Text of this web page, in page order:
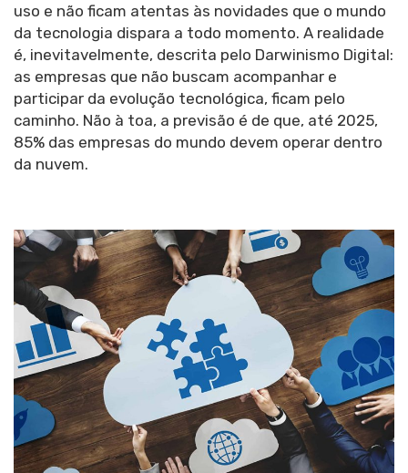
uso e não ficam atentas às novidades que o mundo
da tecnologia dispara a todo momento. A realidade
é, inevitavelmente, descrita pelo Darwinismo Digital:
as empresas que não buscam acompanhar e
participar da evolução tecnológica, ficam pelo
caminho. Não à toa, a previsão é de que, até 2025,
85% das empresas do mundo devem operar dentro
da nuvem.